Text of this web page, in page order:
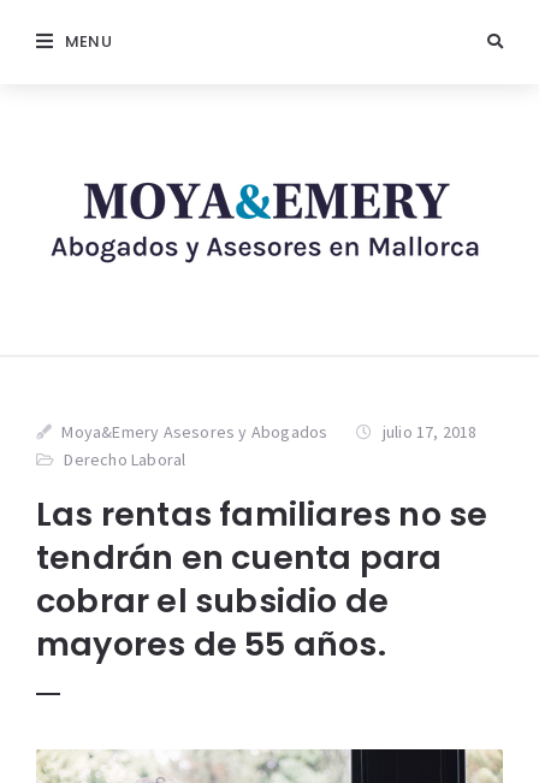
MENU
Moya&Emery Asesores y Abogados
julio 17, 2018
Derecho Laboral
Las rentas familiares no se
tendrán en cuenta para
cobrar el subsidio de
mayores de 55 años.